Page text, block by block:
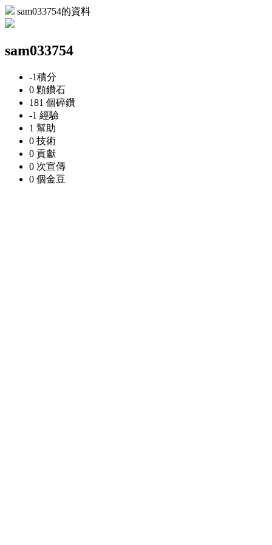
sam033754的資料
sam033754
-1積分
0 顆鑽石
181 個碎鑽
-1 經驗
1 幫助
0 技術
0 貢獻
0 次宣傳
0 個金豆